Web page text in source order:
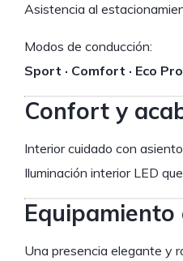
Asistencia al
Modos de conducción:
Sport · Comfort · Eco Pro
Confort y
Interior cuidado con
Iluminación interior LED
Una presencia elegante y